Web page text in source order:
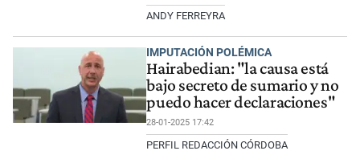
ANDY FERREYRA
IMPUTACIÓN POLÉMICA
Hairabedian: "la causa está
bajo secreto de sumario y no
puedo hacer declaraciones"
28-01-2025 17:42
PERFIL REDACCIÓN CÓRDOBA